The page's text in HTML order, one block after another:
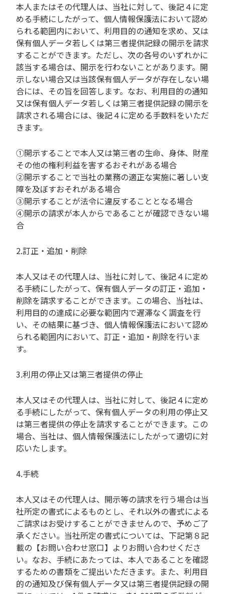
本人またはその代理人は、当社に対して、後記４に定
める手続にしたがって、個人情報保護法において認め
られる範囲内において、利用目的の通知を求め、又は
保有個人データ若しくは第三者提供記録の開示を請求
することができます。ただし、次の各号のいずれかに
該当する場合は、開示を行わないことがあります。開
示しない場合又は当該保有個人データが存在しない場
合には、その旨を回答します。なお、利用目的の通知
又は保有個人データ若しくは第三者提供記録の開示を
請求される場合には、後記４に定める手数料をいただ
きます。
①開示することで本人又は第三者の生命、身体、財産
その他の権利利益を害するおそれがある場合
②開示することで当社の業務の適正な実施に著しい支
障を及ぼすおそれがある場合
③開示することが法令に違反することとなる場合
④開示の請求が本人からであることが確認できない場
合
2.訂正・追加・削除
本人又はその代理人は、当社に対して、後記４に定め
る手続にしたがって、保有個人データの訂正・追加・
削除を請求することができます。この場合、当社は、
利用目的の達成に必要な範囲内で遅滞なく調査を行
い、その結果に基づき、個人情報保護法において認め
られる範囲内において、訂正・追加・削除を行いま
す。
3.利用の停止又は第三者提供の停止
本人又はその代理人は、当社に対して、後記４に定め
る手続にしたがって、保有個人データの利用の停止又
は第三者提供の停止を請求することができます。この
場合、当社は、個人情報保護法にしたがって適切に対
応いたします。
4.手続
本人又はその代理人は、開示等の請求を行う場合は当
社所定の書式によるものとし、それ以外の書式による
ご請求はお受けすることができませんので、予めご了
承ください。当社所定の書式については、下記第８記
載の【お問い合わせ窓口】よりお問い合わせくださ
い。なお、手続にあたっては、本人であることを確認
するための書類をご提出いただきます。また、利用目
的の通知及び保有個人データ又は第三者提供記録の開